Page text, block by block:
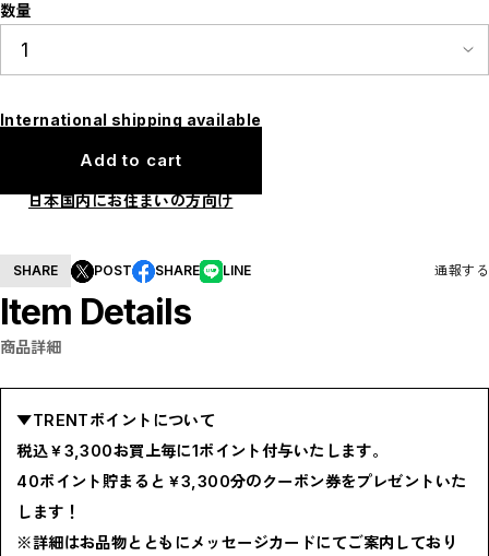
SOX,TIGHTS / ソックス,タイツ
BELT / ベルト
HOME / 照明
BOTTOMS / ボトムス
ACCESSORY / リング,ブレスレット
GOODS / ウォレット,バッグ,ベルト,ソックス
HOME / 照明
RESTOCK / 再入荷
お問い合わせ商品(フォームにてご連絡ください）
PRE-ORDER / 先行予約
CLOSE
数量
International shipping available
Add to cart
日本国内にお住まいの方向け
SHARE POST SHARE LINE 通報する
Item Details
商品詳細
▼TRENTポイントについて
税込￥3,300お買上毎に1ポイント付与いたします。
40ポイント貯まると￥3,300分のクーポン券をプレゼントいた
します！
※詳細はお品物とともにメッセージカードにてご案内しており